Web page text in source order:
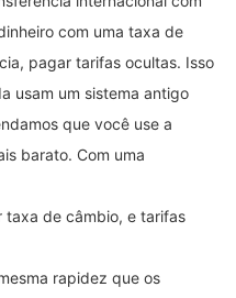
com uma taxa de
pagar tarifas ocultas. Isso
usam um sistema antigo
que você use a
barato. Com uma
taxa de câmbio, e tarifas
rapidez que os